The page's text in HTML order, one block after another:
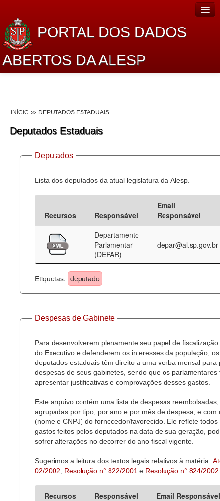
PORTAL DOS DADOS
ABERTOS DA ALESP
Lei de Acesso à Informação
Dados Governamentais Abertos
Planejamento
Catálogo de dados
Processo Legislativo
Deputados Estaduais
Administração
Legislação
Agenda
Perguntas frequentes
INÍCIO DEPUTADOS ESTADUAIS
Deputados Estaduais
Deputados
Lista dos deputados da atual legislatura da Alesp.
Recursos Responsável
Email
Responsável
Departamento
Parlamentar
(DEPAR)
depar@al.sp.gov.br
Etiquetas: deputado
Despesas de Gabinete
Para desenvolverem plenamente seu papel de fiscalização
do Executivo e defenderem os interesses da população, os
deputados estaduais têm direito a uma verba mensal para
despesas de seus gabinetes, sendo que os parlamentares
apresentar justificativas e comprovações desses gastos.
Este arquivo contém uma lista de despesas reembolsadas,
agrupadas por tipo, por ano e por mês de despesa, e com
(nome e CNPJ) do fornecedor/favorecido. Ele reflete todos
gastos feitos pelos deputados na data de sua geração,
sofrer alterações no decorrer do ano fiscal vigente.
Sugerimos a leitura dos textos legais relativos à matéria:
02/2002
Resolução n° 822/2001 e Resolução n° 824/2002
Recursos Responsável
Email Responsável